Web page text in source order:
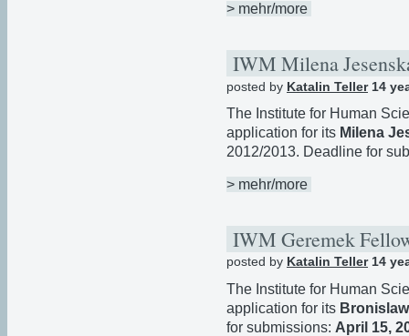
> mehr/more
IWM Milena
posted by Katalin Teller14
The Institute for Human
application for its Milena
2012/2013. Deadline for
> mehr/more
IWM Geremek
posted by Katalin Teller14
The Institute for Human
application for its
for submissions: April 15,